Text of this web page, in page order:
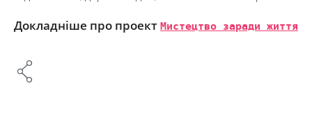
Докладніше про проектМистецтво заради життя